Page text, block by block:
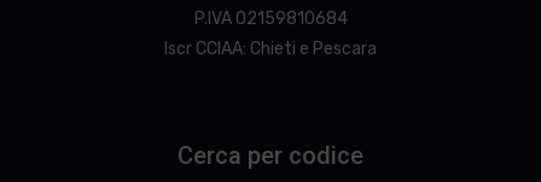
P.IVA 02159810684
Iscr CCIAA: Chieti e Pescara
Cerca per codice